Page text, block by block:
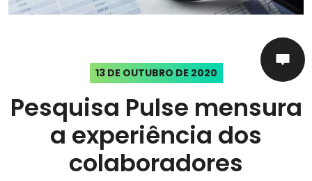
13 DE OUTUBRO DE 2020
Pesquisa Pulse mensura
a experiência dos
colaboradores